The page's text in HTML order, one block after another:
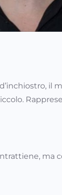
il
ma